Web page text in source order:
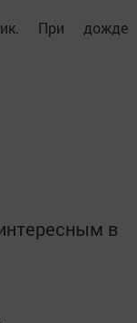
При дожде
в